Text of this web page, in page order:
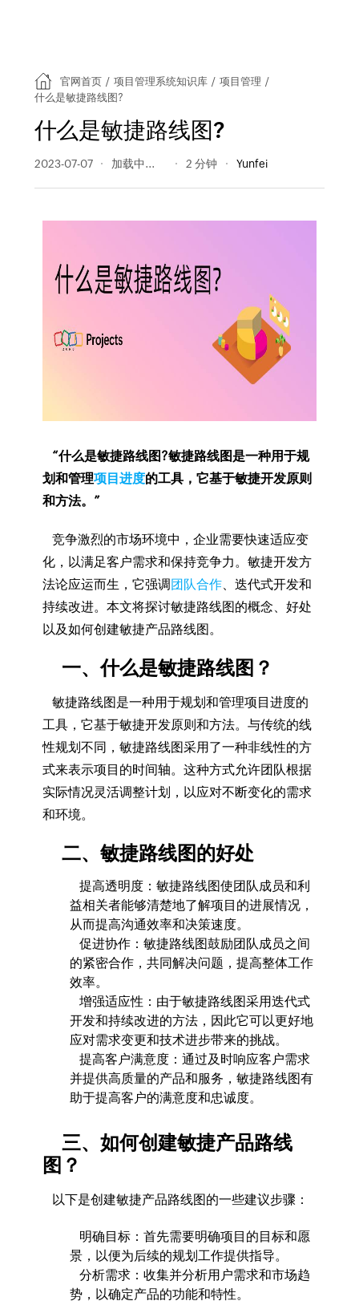
官网首页 / 项目管理系统知识库 / 项目管理 /
什么是敏捷路线图?
什么是敏捷路线图?
2023-07-07 325 阅读量 2 分钟 Yunfei
“什么是敏捷路线图?敏捷路线图是一种用于规
划和管理项目进度的工具，它基于敏捷开发原则
和方法。”
竞争激烈的市场环境中，企业需要快速适应变
化，以满足客户需求和保持竞争力。敏捷开发方
法论应运而生，它强调团队合作、迭代式开发和
持续改进。本文将探讨敏捷路线图的概念、好处
以及如何创建敏捷产品路线图。
一、什么是敏捷路线图？
敏捷路线图是一种用于规划和管理项目进度的
工具，它基于敏捷开发原则和方法。与传统的线
性规划不同，敏捷路线图采用了一种非线性的方
式来表示项目的时间轴。这种方式允许团队根据
实际情况灵活调整计划，以应对不断变化的需求
和环境。
二、敏捷路线图的好处
提高透明度：敏捷路线图使团队成员和利
益相关者能够清楚地了解项目的进展情况，
从而提高沟通效率和决策速度。
促进协作：敏捷路线图鼓励团队成员之间
的紧密合作，共同解决问题，提高整体工作
效率。
增强适应性：由于敏捷路线图采用迭代式
开发和持续改进的方法，因此它可以更好地
应对需求变更和技术进步带来的挑战。
提高客户满意度：通过及时响应客户需求
并提供高质量的产品和服务，敏捷路线图有
助于提高客户的满意度和忠诚度。
三、如何创建敏捷产品路线
图？
以下是创建敏捷产品路线图的一些建议步骤：
明确目标：首先需要明确项目的目标和愿
景，以便为后续的规划工作提供指导。
分析需求：收集并分析用户需求和市场趋
势，以确定产品的功能和特性。